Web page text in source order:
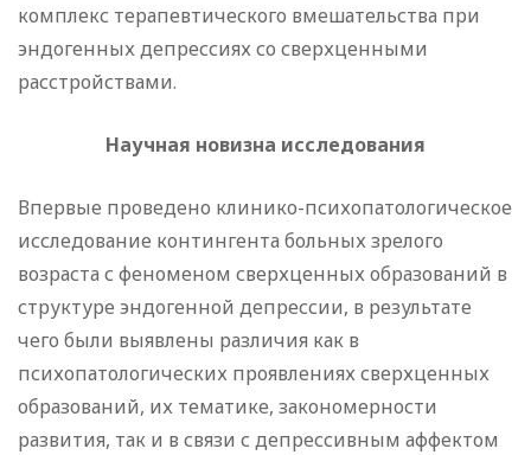
комплекс терапевтического вмешательства при
эндогенных депрессиях со сверхценными
расстройствами.
Научная новизна исследования
Впервые проведено клинико-психопатологическое
исследование контингента больных зрелого
возраста с феноменом сверхценных образований в
структуре эндогенной депрессии, в результате
чего были выявлены различия как в
психопатологических проявлениях сверхценных
образований, их тематике, закономерности
развития, так и в связи с депрессивным аффектом